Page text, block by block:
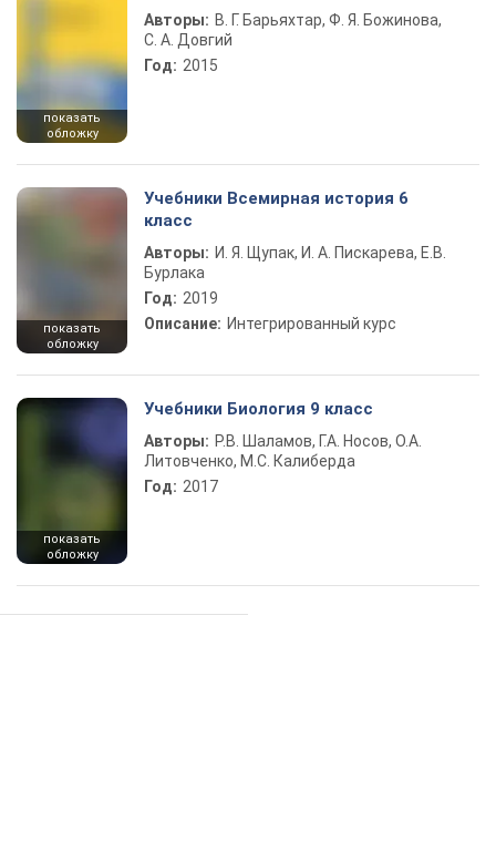
показать
обложку
Авторы: В. Г. Барьяхтар, Ф. Я. Божинова,
С. А. Довгий
Год: 2015
показать
обложку
Учебники Всемирная история 6
класс
Авторы: И. Я. Щупак, И. А. Пискарева, Е.В.
Бурлака
Год: 2019
Описание: Интегрированный курс
показать
обложку
Учебники Биология 9 класс
Авторы: Р.В. Шаламов, Г.А. Носов, О.А.
Литовченко, М.С. Калиберда
Год: 2017